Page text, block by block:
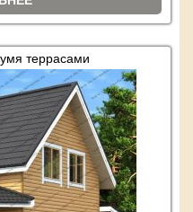
террасами